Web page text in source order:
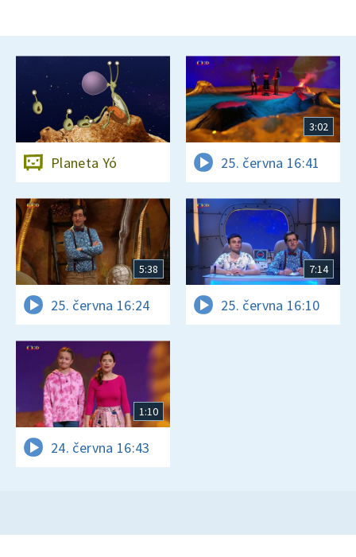
Planeta Yó
3:02
25. června 16:41
5:38
25. června 16:24
7:14
25. června 16:10
1:10
24. června 16:43